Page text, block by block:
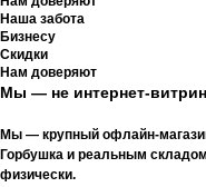
Наша забота
Бизнесу
Скидки
Нам доверяют
Мы — не интернет-
Мы — крупный офлайн-
Горбушка и реальным
физически.